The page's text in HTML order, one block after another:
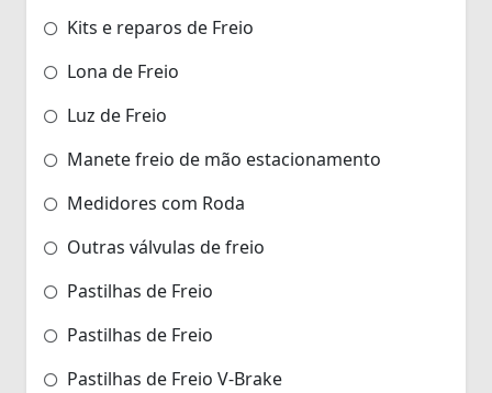
Kits e reparos de Freio
Lona de Freio
Luz de Freio
Manete freio de mão estacionamento
Medidores com Roda
Outras válvulas de freio
Pastilhas de Freio
Pastilhas de Freio
Pastilhas de Freio V-Brake